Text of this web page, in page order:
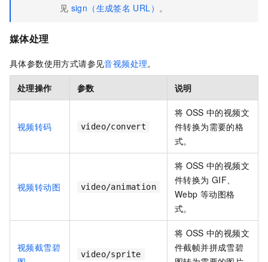
见 sign（生成签名 URL） 。
媒体处理
具体参数使用方式请参见音视频处理。
处理操作 参数 说明
视频转码 video/convert
将 OSS 中的视频文
件转换为需要的格
式。
视频转动图 video/animation
将 OSS 中的视频文
件转换为 GIF、
Webp 等动图格
式。
视频截雪碧
video/sprite
将 OSS 中的视频文
件截帧并拼成雪碧